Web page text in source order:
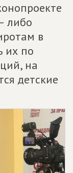
либо
в
их по
на
детские